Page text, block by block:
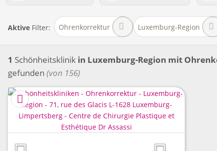
Bruststraffung Brustvergrößerung
Aktive Filter: Ohrenkorrektur Luxemburg-Region
1 Schönheitsklinik in Luxemburg-Region mit
gefunden (von 156)